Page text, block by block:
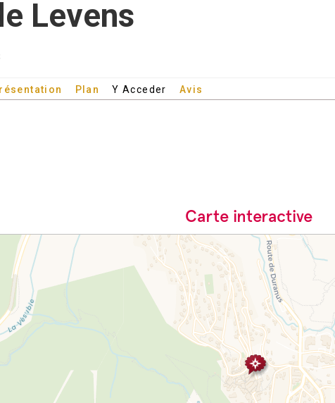
Levens
Plan Y Acceder Avis
Carte interactive